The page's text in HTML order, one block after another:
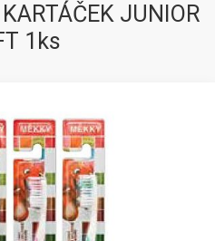
JUNIOR
1ks